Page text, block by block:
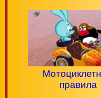
правила